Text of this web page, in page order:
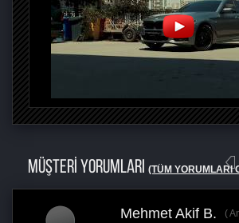
MÜŞTERİ YORUMLARI (TÜM YORUMLARI
Mehmet Akif B.